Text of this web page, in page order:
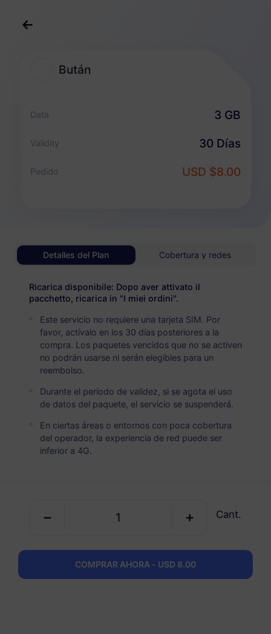
Destinos >
1 GB
3 GB
30 Días
Bután
5 GB
30 Días
USD 12.20
Detalles
Bután
10 GB
60 Días
USD 20.30
Detalles
RedteaGO en 3
Bután
Data 3 GB
Validity 30 Días
Pedido USD $8.00
Detalles del Plan Cobertura y redes
Ricarica disponibile: Dopo aver attivato il
pacchetto, ricarica in "I miei ordini".
Este servicio no requiere una tarjeta SIM. Por
favor, actívalo en los 30 días posteriores a la
compra. Los paquetes vencidos que no se activen
no podrán usarse ni serán elegibles para un
reembolso.
Durante el período de validez, si se agota el uso
de datos del paquete, el servicio se suspenderá.
En ciertas áreas o entornos con poca cobertura
del operador, la experiencia de red puede ser
inferior a 4G.
Cant.
COMPRAR AHORA - USD 8.00